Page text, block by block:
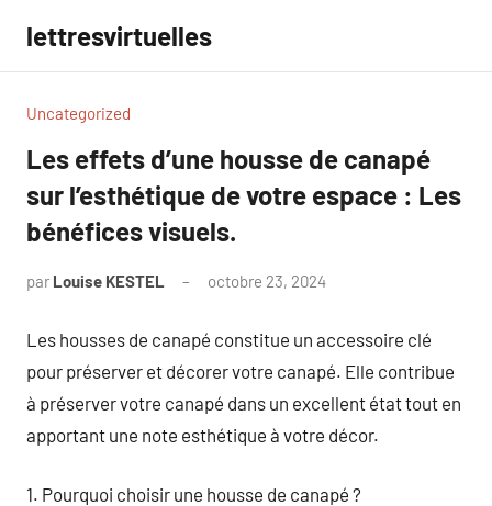
contenu
lettresvirtuelles
Uncategorized
Les effets d’une housse de canapé
sur l’esthétique de votre espace : Les
bénéfices visuels.
par Louise KESTEL octobre 23, 2024
Les housses de canapé constitue un accessoire clé
pour préserver et décorer votre canapé. Elle contribue
à préserver votre canapé dans un excellent état tout en
apportant une note esthétique à votre décor.
1. Pourquoi choisir une housse de canapé ?